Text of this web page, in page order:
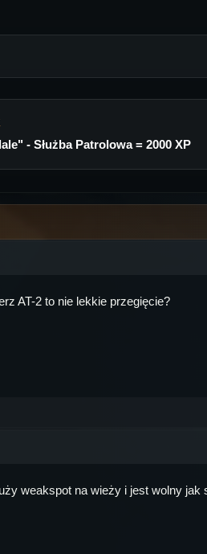
- Służba Patrolowa = 2000 XP
AT-2 to nie lekkie przegięcie?
weakspot na wieży i jest wolny jak